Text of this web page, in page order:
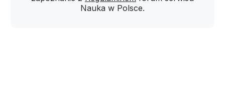
Nauka w Polsce.